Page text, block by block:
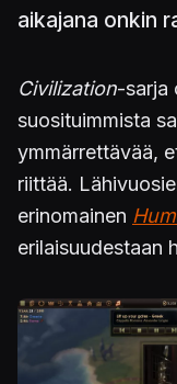
aikajana onkin
Civilization-sarja
suosituimmista
ymmärrettävää,
riittää.
erinomainen
erilaisuudestaan
Kuva